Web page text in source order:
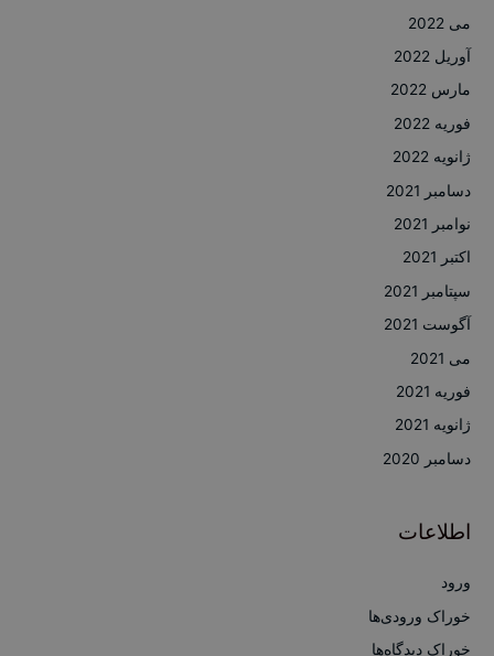
می 2022
آوریل 2022
مارس 2022
فوریه 2022
ژانویه 2022
دسامبر 2021
نوامبر 2021
اکتبر 2021
سپتامبر 2021
آگوست 2021
می 2021
فوریه 2021
ژانویه 2021
دسامبر 2020
اطلاعات
ورود
خوراک ورودی‌ها
خوراک دیدگاه‌ها